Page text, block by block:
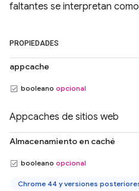
faltantes se interpretan como
PROPIEDADES
appcache
booleano opcional
Appcaches de sitios web
Almacenamiento en caché
booleano opcional
Chrome 44 y versiones